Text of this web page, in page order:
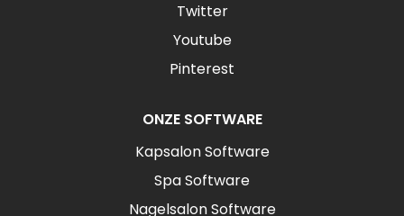
Twitter
Youtube
Pinterest
ONZE SOFTWARE
Kapsalon Software
Spa Software
Nagelsalon Software